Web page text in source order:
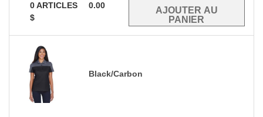
0ARTICLES
0.00
$
Black/Carbon